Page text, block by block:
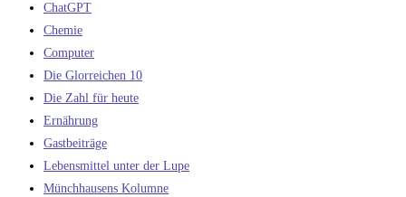
ChatGPT
Chemie
Computer
Die Glorreichen 10
Die Zahl für heute
Ernährung
Gastbeiträge
Lebensmittel unter der Lupe
Münchhausens Kolumne